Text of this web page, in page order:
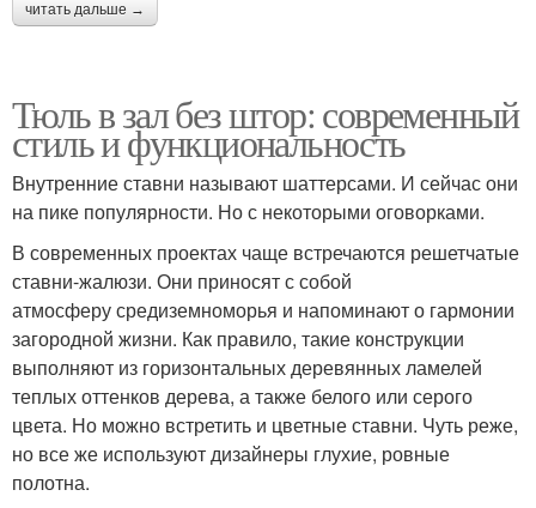
читать дальше →
Тюль в зал без штор: современный
стиль и функциональность
Внутренние ставни называют шаттерсами. И сейчас они
на пике популярности. Но с некоторыми оговорками.
В современных проектах чаще встречаются решетчатые
ставни-жалюзи. Они приносят с собой
атмосферу средиземноморья и напоминают о гармонии
загородной жизни. Как правило, такие конструкции
выполняют из горизонтальных деревянных ламелей
теплых оттенков дерева, а также белого или серого
цвета. Но можно встретить и цветные ставни. Чуть реже,
но все же используют дизайнеры глухие, ровные
полотна.